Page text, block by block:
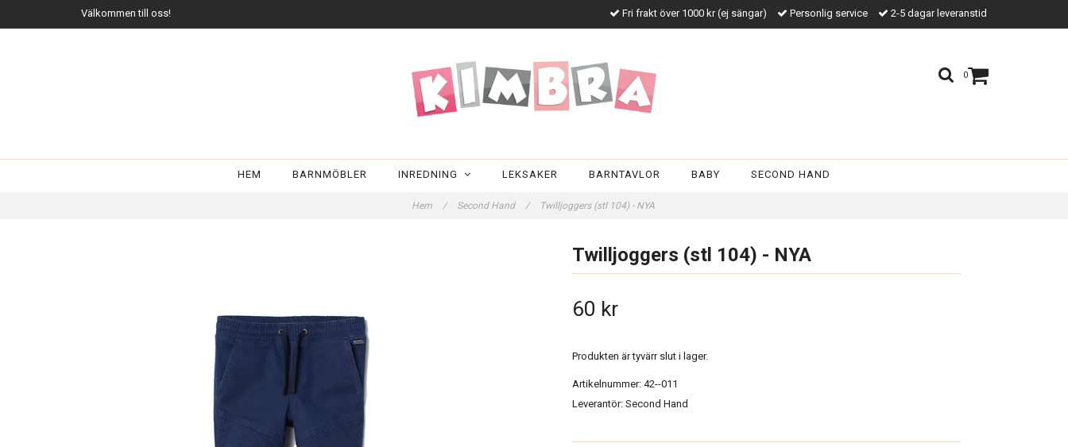
Välkommen till oss! Fri frakt över 1000 kr (ej sängar) Personlig service 2-5 dagar leveranstid
0
HEM BARNMÖBLER INREDNING LEKSAKER BARNTAVLOR BABY SECOND HAND
Hem / Second Hand / Twilljoggers (stl 104) - NYA
Twilljoggers (stl 104) - NYA
60 kr
Produkten är tyvärr slut i lager.
Artikelnummer: 42--011
Leverantör: Second Hand